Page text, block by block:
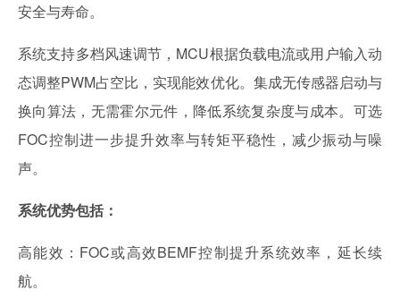
安全与寿命。
系统支持多档风速调节，MCU根据负载电流或用户输入动
态调整PWM占空比，实现能效优化。集成无传感器启动与
换向算法，无需霍尔元件，降低系统复杂度与成本。可选
FOC控制进一步提升效率与转矩平稳性，减少振动与噪
声。
系统优势包括：
高能效：FOC或高效BEMF控制提升系统效率，延长续
航。